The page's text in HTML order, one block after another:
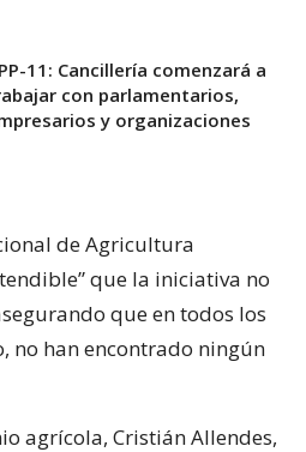
11: Cancillería comenzará a
con parlamentarios,
y organizaciones
de Agricultura
que la iniciativa no
que en todos los
no han encontrado ningún
agrícola, Cristián Allendes,